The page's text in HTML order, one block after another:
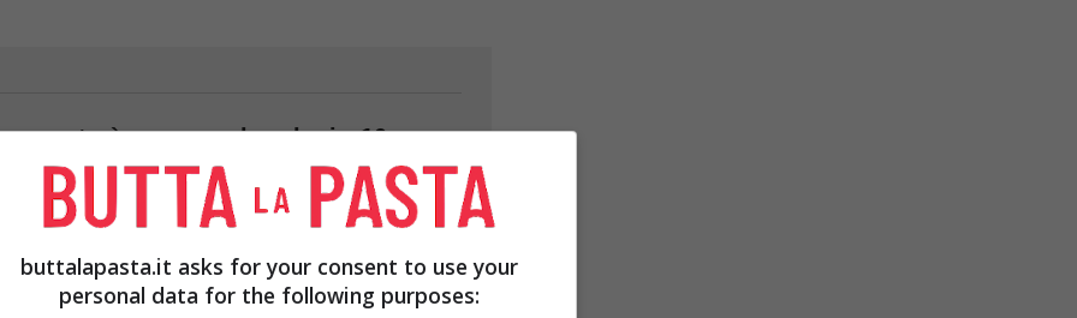
questa è una vera bomba in 10
buttalapasta.it asks for your consent to use your
personal data for the following purposes: